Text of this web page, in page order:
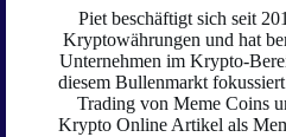
Piet beschäftigt sich seit
Kryptowährungen und hat
Unternehmen im Krypto-
diesem Bullenmarkt
Trading von Meme Coins
Krypto Online Artikel als